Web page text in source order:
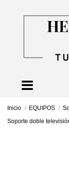
Inicio EQUIPOS
Soporte doble